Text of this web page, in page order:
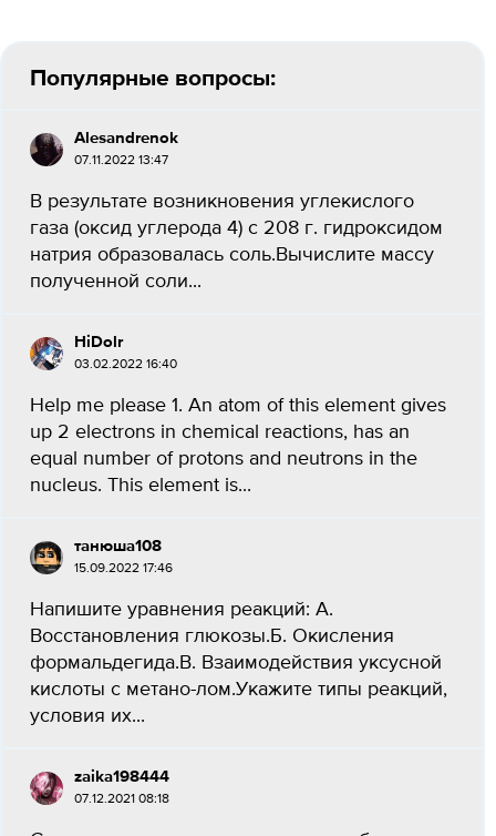
Популярные вопросы:
Alesandrenok
07.11.2022 13:47
В результате возникновения углекислого
газа (оксид углерода 4) с 208 г. гидроксидом
натрия образовалась соль.Вычислите массу
полученной соли...
HiDolr
03.02.2022 16:40
Help me please 1. An atom of this element gives
up 2 electrons in chemical reactions, has an
equal number of protons and neutrons in the
nucleus. This element is...
танюша108
15.09.2022 17:46
Напишите уравнения реакций: А.
Восстановления глюкозы.Б. Окисления
формальдегида.В. Взаимодействия уксусной
кислоты с метано-лом.Укажите типы реакций,
условия их...
zaika198444
07.12.2021 08:18